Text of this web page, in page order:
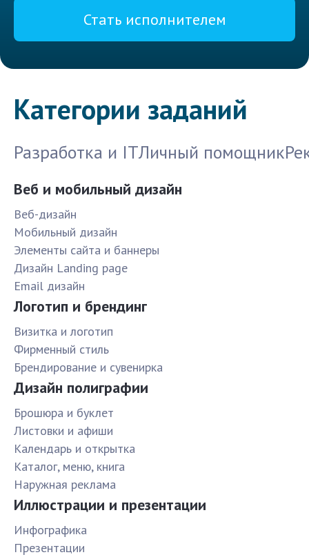
Стать исполнителем
Категории заданий
Разработка и ITЛичный помощник
Веб и мобильный дизайн
Веб-дизайн
Мобильный дизайн
Элементы сайта и баннеры
Дизайн Landing page
Email дизайн
Логотип и брендинг
Визитка и логотип
Фирменный стиль
Брендирование и сувенирка
Дизайн полиграфии
Брошюра и буклет
Листовки и афиши
Календарь и открытка
Каталог, меню, книга
Наружная реклама
Иллюстрации и презентации
Инфографика
Презентации